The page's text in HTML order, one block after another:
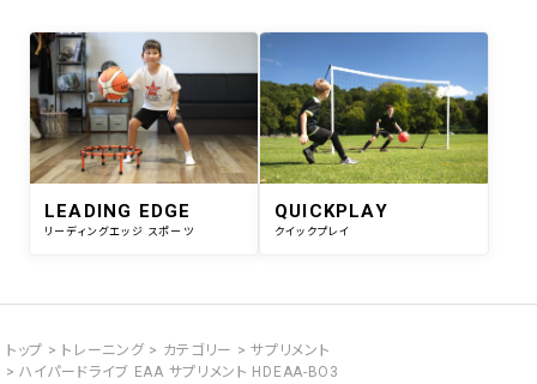
LEADING EDGE
リーディングエッジ スポーツ
QUICKPLAY
クイックプレイ
トップ トレーニング カテゴリー
サプリメント
ハイパードライブ EAA サプリメント HDEAA-BO3